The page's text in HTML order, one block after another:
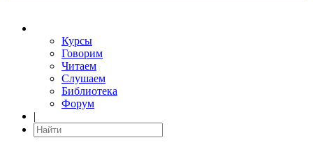
Курсы
Говорим
Читаем
Слушаем
Библиотека
Форум
|